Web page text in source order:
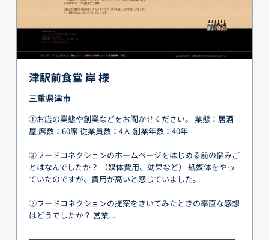
津駅前食堂 岸 様
三重県津市
①お店の業態や創業などをお聞かせください。 業態：居酒
屋 席数：60席 従業員数：4人 創業年数：40年
②フードコネクションのホームページをはじめる前の悩みご
とはなんでしたか？ （媒体費用、効果など） 紙媒体をやっ
ていたのですが、費用が高いと感じていました。
③フードコネクションの提案をきいてみたときの率直な感想
はどうでしたか？ 営業...